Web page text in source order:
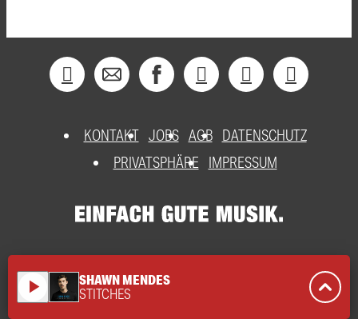
KONTAKT JOBS AGB DATENSCHUTZ
PRIVATSPHÄRE
IMPRESSUM
play_arrow SHAWN MENDES
STITCHES